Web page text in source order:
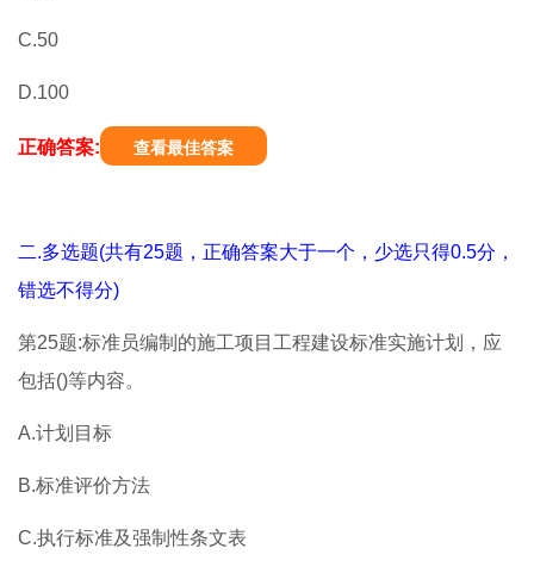
C.50
D.100
正确答案: 查看最佳答案
二.多选题(共有25题，正确答案大于一个，少选只得0.5分，
错选不得分)
第25题:标准员编制的施工项目工程建设标准实施计划，应
包括()等内容。
A.计划目标
B.标准评价方法
C.执行标准及强制性条文表